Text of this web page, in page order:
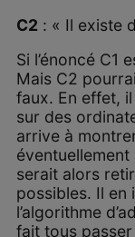
C2 : « Il existe
Si l’énoncé C1
Mais C2
faux. En effet,
sur des
arrive à
serait alors
possibles. Il en
l’algorithme
fait tous